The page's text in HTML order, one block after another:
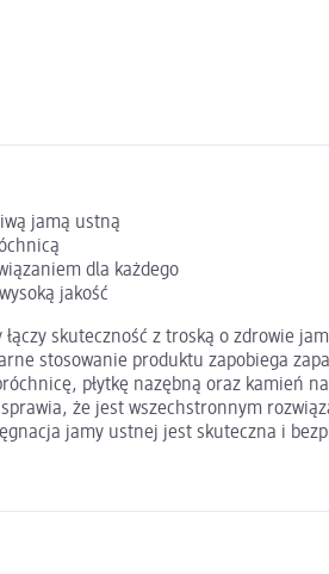
jamą ustną
dla każdego
jakość
skuteczność z troską o zdrowie
stosowanie produktu zapobiega
płytkę nazębną oraz kamień
że jest wszechstronnym
jamy ustnej jest skuteczna i